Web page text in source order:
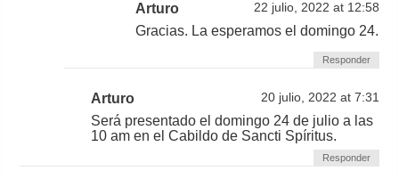
Arturo 22 julio, 2022 at 12:58
Gracias. La esperamos el domingo 24.
Responder
Arturo 20 julio, 2022 at 7:31
Será presentado el domingo 24 de julio a las
10 am en el Cabildo de Sancti Spíritus.
Responder